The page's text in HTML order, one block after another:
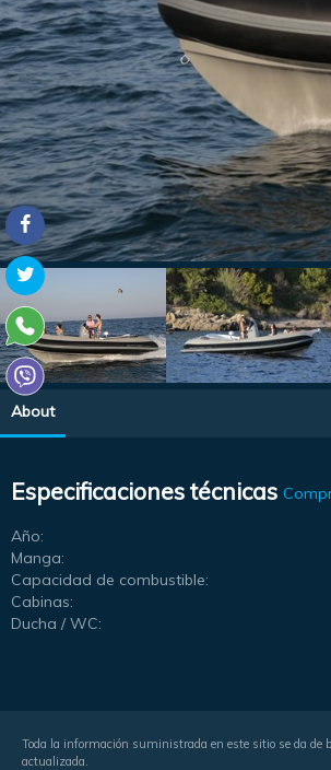
About
Especificaciones técnicas
Año:
Manga:
Capacidad de combustible:
Cabinas:
Ducha / WC:
Toda la información suministrada en este sitio se da de
actualizada.